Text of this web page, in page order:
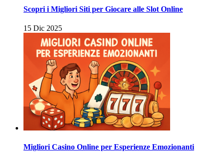
Scopri i Migliori Siti per Giocare alle Slot Online
15 Dic 2025
Migliori Casino Online per Esperienze Emozionanti